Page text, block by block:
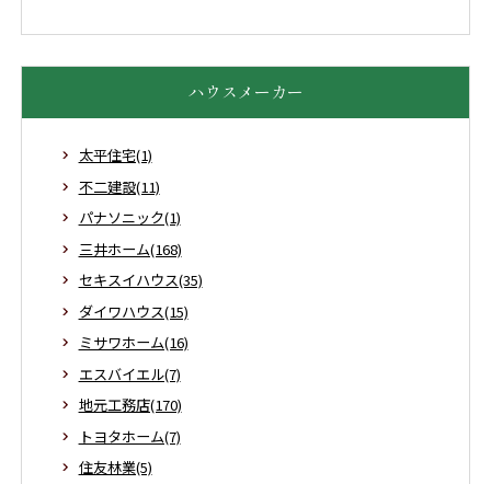
ハウスメーカー
太平住宅(1)
不二建設(11)
パナソニック(1)
三井ホーム(168)
セキスイハウス(35)
ダイワハウス(15)
ミサワホーム(16)
エスバイエル(7)
地元工務店(170)
トヨタホーム(7)
住友林業(5)